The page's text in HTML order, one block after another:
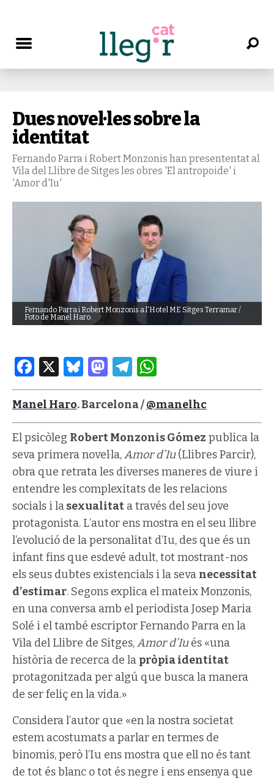
Dues novel·les sobre la
identitat
Fernando Parra i Robert Monzonis han presententat al
Vila del Llibre de Sitges les obres 'El antropoide' i
'Amor d'Iu'
Fernando Parra i Robert Monzonis a l'Hotel ME Sitges Terramar /
Foto de Manel Haro.
Facebook
X Bluesky
Mastodon
Telegram
Manel Haro. Barcelona /@manelhc
El psicòleg Robert Monzonis Gómez publica la
seva primera novel·la,Amor d’Iu(Llibres Parcir),
obra que retrata les diverses maneres de viure i
entendre les complexitats de les relacions
socials i lasexualitat a través del seu jove
protagonista. L’autor ens mostra en el seu llibre
l’evolució de la personalitat d’Iu, des que és un
infant fins que esdevé adult, tot mostrant-nos
els seus dubtes existencials i la seva necessitat
d’estimar. Segons explica el mateix Monzonis,
en una conversa amb el periodista Josep Maria
Solé i el també escriptor Fernando Parra en la
Vila del Llibre de Sitges,Amor d’Iués «una
història de recerca de la pròpia identitat
protagonitzada per algú que busca la manera
de ser feliç en la vida.»
Considera l’autor que «en la nostra societat
estem acostumats a parlar en termes de
binomis, però l’Iu ens mostra que ell no és tant
de tot és blanc o tot és negre i ens ensenya que